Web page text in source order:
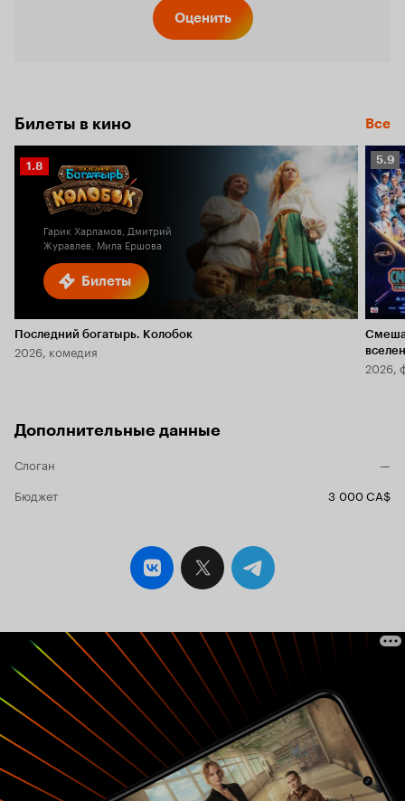
Оценить
Билеты в кино Все
Билеты
Рейтинг
Кинопоиска
1.8
Гарик Харламов, Дмитрий
Журавлев, Мила Ершова
Последний богатырь. Колобок
2026, комедия
5.9
5.9
2026,
Дополнительные данные
Слоган
—
Бюджет
3 000 CA$